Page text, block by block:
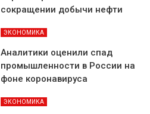
сокращении добычи нефти
ЭКОНОМИКА
Аналитики оценили спад
промышленности в России на
фоне коронавируса
ЭКОНОМИКА